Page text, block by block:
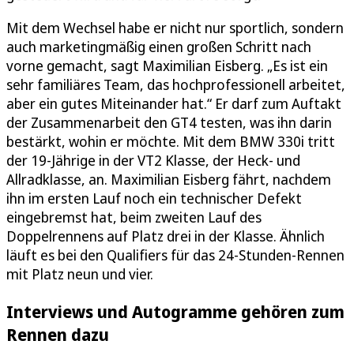
Mit dem Wechsel habe er nicht nur sportlich, sondern
auch marketingmäßig einen großen Schritt nach
vorne gemacht, sagt Maximilian Eisberg. „Es ist ein
sehr familiäres Team, das hochprofessionell arbeitet,
aber ein gutes Miteinander hat.“ Er darf zum Auftakt
der Zusammenarbeit den GT4 testen, was ihn darin
bestärkt, wohin er möchte. Mit dem BMW 330i tritt
der 19-Jährige in der VT2 Klasse, der Heck- und
Allradklasse, an. Maximilian Eisberg fährt, nachdem
ihn im ersten Lauf noch ein technischer Defekt
eingebremst hat, beim zweiten Lauf des
Doppelrennens auf Platz drei in der Klasse. Ähnlich
läuft es bei den Qualifiers für das 24-Stunden-Rennen
mit Platz neun und vier.
Interviews und Autogramme gehören zum
Rennen dazu